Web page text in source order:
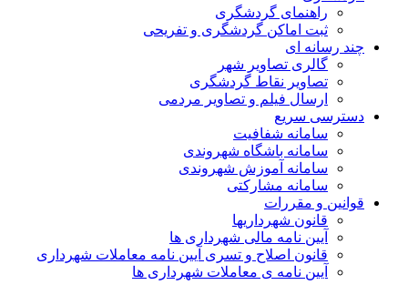
راهنمای گردشگری
ثبت اماکن گردشگری و تفریحی
چند رسانه ای
گالری تصاویر شهر
تصاویر نقاط گردشگری
ارسال فیلم و تصاویر مردمی
دسترسی سریع
سامانه شفافیت
سامانه باشگاه شهروندی
سامانه آموزش شهروندی
سامانه مشارکتی
قوانین و مقررات
قانون شهرداریها
آیین نامه مالی شهرداری ها
قانون اصلاح و تسری آیین نامه معاملات شهرداری
آیین نامه ی معاملات شهرداری ها